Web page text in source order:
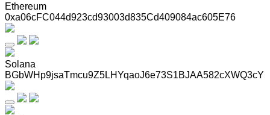
Ethereum
0xa06cFC044d923cd93003d835Cd409084ac605E76
Solana
BGbWHp9jsaTmcu9Z5LHYqaoJ6e73S1BJAA582cXWQ3cY